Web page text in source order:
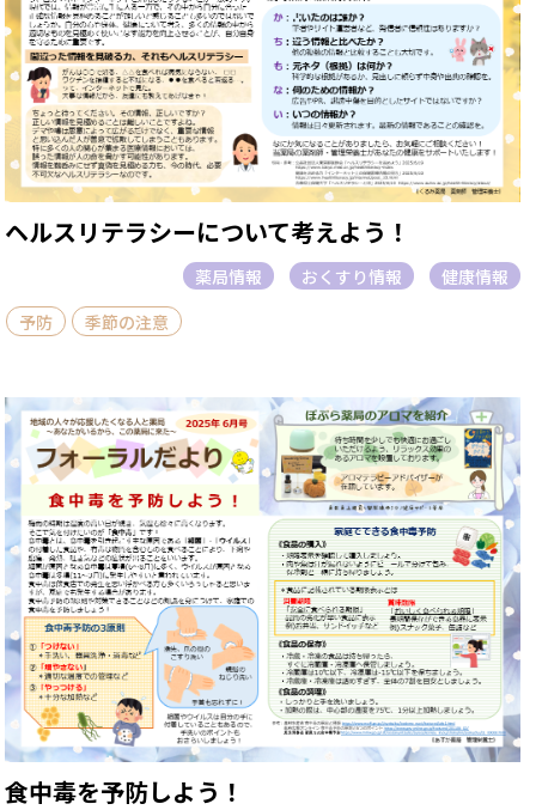
ヘルスリテラシーについて考えよう！
薬局情報 おくすり情報
健康情報
予防
季節の注意
食中毒を予防しよう！